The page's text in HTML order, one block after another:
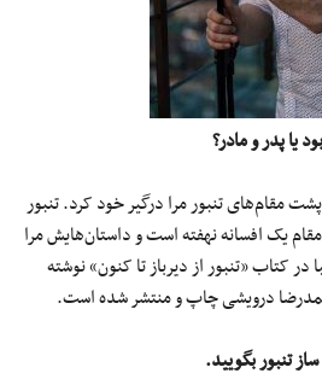
یا پدر و مادر؟
مقام‌های تنبور مرا درگیر خود کرد. تنبور
یک افسانه نهفته است و داستان‌هایش مرا
کتاب «تنبور از دیرباز تا کنون» نوشته
درویشی چاپ و منتشر شده است.
تنبور بگویید.